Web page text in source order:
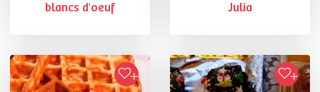
blancs d'oeuf
Julia